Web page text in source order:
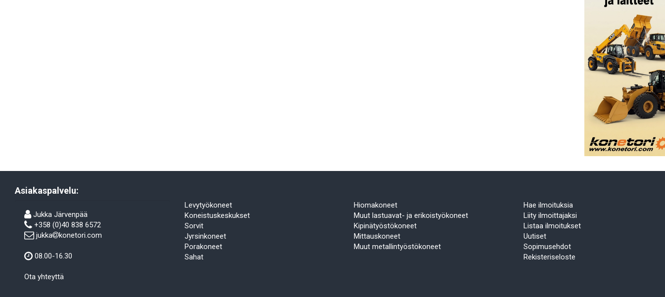
Asiakaspalvelu:
Jukka Järvenpää
+358 (0)40 838 6572
jukka
konetori.com
08.00-16.30
Ota yhteyttä
Levytyökoneet
Koneistuskeskukset
Sorvit
Jyrsinkoneet
Porakoneet
Sahat
Hiomakoneet
Muut lastuavat- ja erikoistyökoneet
Kipinätyöstökoneet
Mittauskoneet
Muut metallintyöstökoneet
Hae ilmoituksia
Liity ilmoittajaksi
Listaa ilmoitukset
Uutiset
Sopimusehdot
Rekisteriseloste